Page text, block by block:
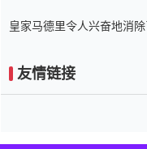
皇家马德里令人兴奋地消
友情链接